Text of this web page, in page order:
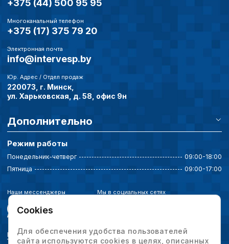
+375 (44) 500 95 95
Многоканальный телефон
+375 (17) 375 79 20
Электронная почта
info@intervesp.by
Юр. Адрес / Отдел продаж
220073, г. Минск,
ул. Харьковская, д. 58, офис 9н
Дополнительно
Режим работы
Понедельник-четверг
09:00-18:00
Пятница
09:00-17:00
Наши мессенджеры Мы в социальных сетях
Политика конфиденциальности
Cookies
Для обеспечения удобства пользователей
сайта используются cookies в целях, описанных